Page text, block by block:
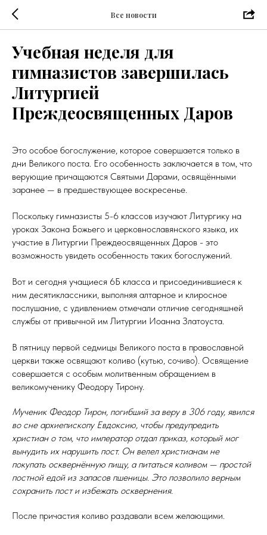
Все новости
Учебная неделя для
гимназистов завершилась
Литургией
Преждеосвященных Даров
Это особое богослужение, которое совершается только в
дни Великого поста. Его особенность заключается в том, что
верующие причащаются Святыми Дарами, освящёнными
заранее — в предшествующее воскресенье.
Поскольку гимназисты 5-6 классов изучают Литургику на
уроках Закона Божьего и церковнославянского языка, их
участие в Литургии Преждеосвященных Даров - это
возможность увидеть особенность таких богослужений.
Вот и сегодня учащиеся 6Б класса и присоединившиеся к
ним десятиклассники, выполняя алтарное и клиросное
послушание, с удивлением отмечали отличие сегодняшней
службы от привычной им Литургии Иоанна Златоуста.
В пятницу первой седмицы Великого поста в православной
церкви также освящают коливо (кутью, сочиво). Освящение
совершается с особым молитвенным обращением в
великомученику Феодору Тирону.
Мученик Феодор Тирон, погибший за веру в 306 году, явился
во сне архиепископу Евдоксию, чтобы предупредить
христиан о том, что император отдал приказ, который мог
вынудить их нарушить пост. Он велел христианам не
покупать осквернённую пищу, а питаться коливом — простой
постной едой из запасов пшеницы. Это позволило верным
сохранить пост и избежать осквернения.
После причастия коливо раздавали всем желающими.